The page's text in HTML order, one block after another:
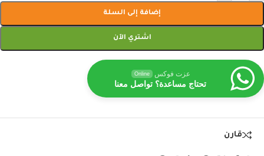
إضافة إلى السلة
اشتري الآن
عزت فوكس Online
تحتاج مساعدة؟ تواصل معنا
قارن